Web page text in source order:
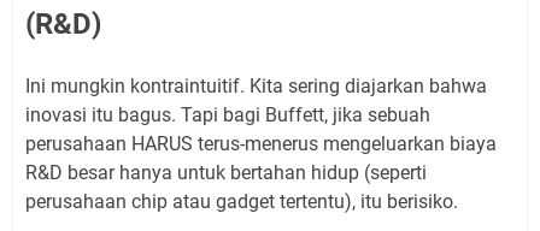
(R&D)
Ini mungkin kontraintuitif. Kita sering diajarkan bahwa
inovasi itu bagus. Tapi bagi Buffett, jika sebuah
perusahaan HARUS terus-menerus mengeluarkan biaya
R&D besar hanya untuk bertahan hidup (seperti
perusahaan chip atau gadget tertentu), itu berisiko.